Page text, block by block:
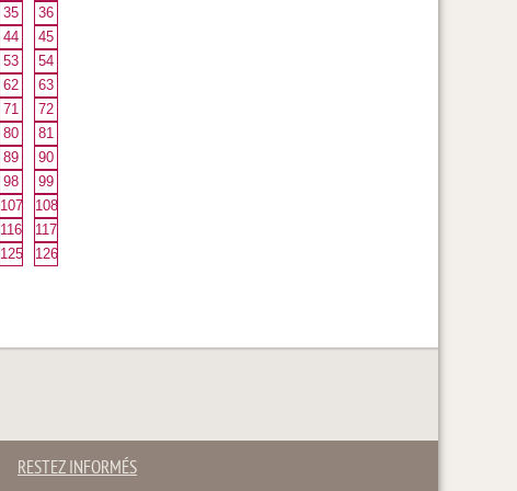
35
36
44
45
53
54
62
63
71
72
80
81
89
90
98
99
107
108
116
117
125
126
RESTEZ INFORMÉS